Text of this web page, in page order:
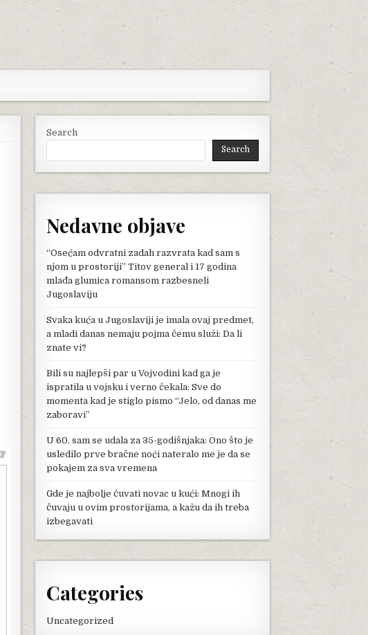
Search
Search
Nedavne objave
“Osećam odvratni zadah razvrata kad sam s
njom u prostoriji” Titov general i 17 godina
mlađa glumica romansom razbesneli
Jugoslaviju
Svaka kuća u Jugoslaviji je imala ovaj predmet,
a mladi danas nemaju pojma čemu služi: Da li
znate vi?
Bili su najlepši par u Vojvodini kad ga je
ispratila u vojsku i verno čekala: Sve do
momenta kad je stiglo pismo “Jelo, od danas me
zaboravi”
U 60. sam se udala za 35-godišnjaka: Ono što je
usledilo prve bračne noći nateralo me je da se
pokajem za sva vremena
Gde je najbolje čuvati novac u kući: Mnogi ih
čuvaju u ovim prostorijama, a kažu da ih treba
izbegavati
Categories
Uncategorized